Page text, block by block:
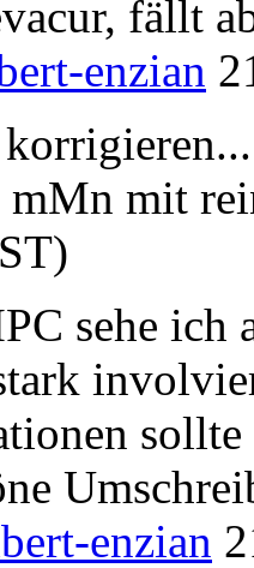
fällt
enzian
mMn mit
sehe ich
enzian